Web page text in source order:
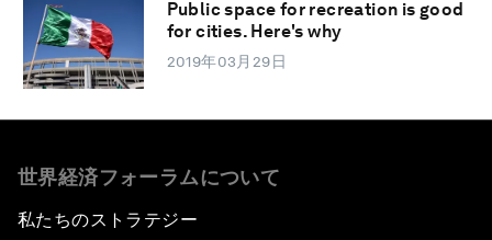
Public space for recreation is good
for cities. Here's why
2019年03月29日
世界経済フォーラムについて
私たちのストラテジー